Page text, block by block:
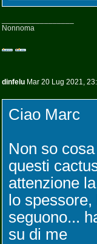
Nonnoma
dinfelu Mar 20 Lug 2021,
Ciao Marc
Non so
questi
attenzione
lo
seguono...
su di me